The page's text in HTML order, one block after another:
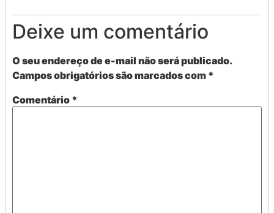
Deixe um comentário
O seu endereço de e-mail não será publicado.
Campos obrigatórios são marcados com *
Comentário *